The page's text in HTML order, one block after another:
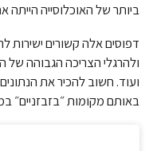
ביותר של האוכלוסייה הייתה
דפוסים אלה קשורים ישירות
ולהרגלי הצריכה הגבוהה של
ועוד. חשוב להכיר את
באותם מקומות ״בזבזניים״